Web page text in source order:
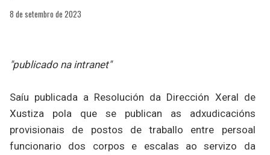
8 de setembro de 2023
"publicado na intranet"
Saíu publicada a Resolución da Dirección Xeral de
Xustiza pola que se publican as adxudicacións
provisionais de postos de traballo entre persoal
funcionario dos corpos e escalas ao servizo da